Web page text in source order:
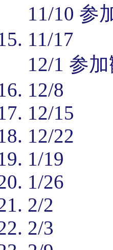
11/10 参
11/17
12/1 参
12/8
12/15
12/22
1/19
1/26
2/2
2/3